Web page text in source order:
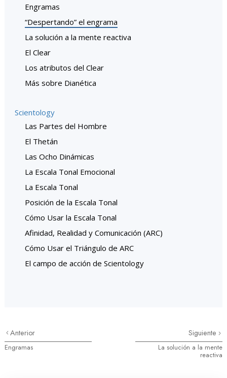
Engramas
“Despertando” el engrama
La solución a la mente reactiva
El Clear
Los atributos del Clear
Más sobre Dianética
Scientology
Las Partes del Hombre
El Thetán
Las Ocho Dinámicas
La Escala Tonal Emocional
La Escala Tonal
Posición de la Escala Tonal
Cómo Usar la Escala Tonal
Afinidad, Realidad y Comunicación (ARC)
Cómo Usar el Triángulo de ARC
El campo de acción de Scientology
Anterior
Engramas
Siguiente
La solución a la mente
reactiva